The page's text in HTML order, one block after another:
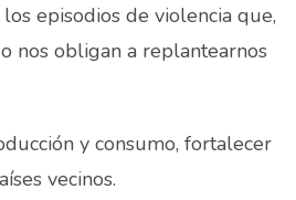
episodios de violencia que,
nos obligan a replantearnos
y consumo, fortalecer
vecinos.